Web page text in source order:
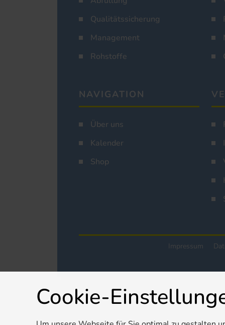
Qualitätssicherung
Management
Rohstoffe
NAVIGATION
Über uns
Kalender
Shop
Impressum
Cookie-